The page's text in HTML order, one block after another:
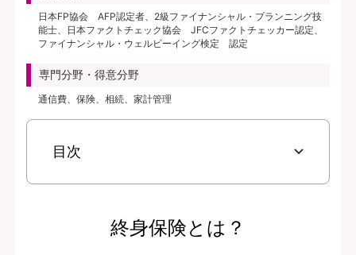
日本FP協会 AFP認定者、2級ファイナンシャル・プランニング技
能士、日本ファクトチェック協会 JFCファクトチェッカー認定、
ファイナンシャル・ウェルビーイング検定 認定
専門分野・得意分野
通信費、保険、相続、家計管理
目次
終身保険とは？